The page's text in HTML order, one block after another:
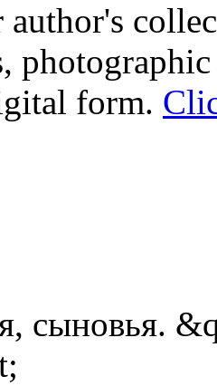
author's
form.